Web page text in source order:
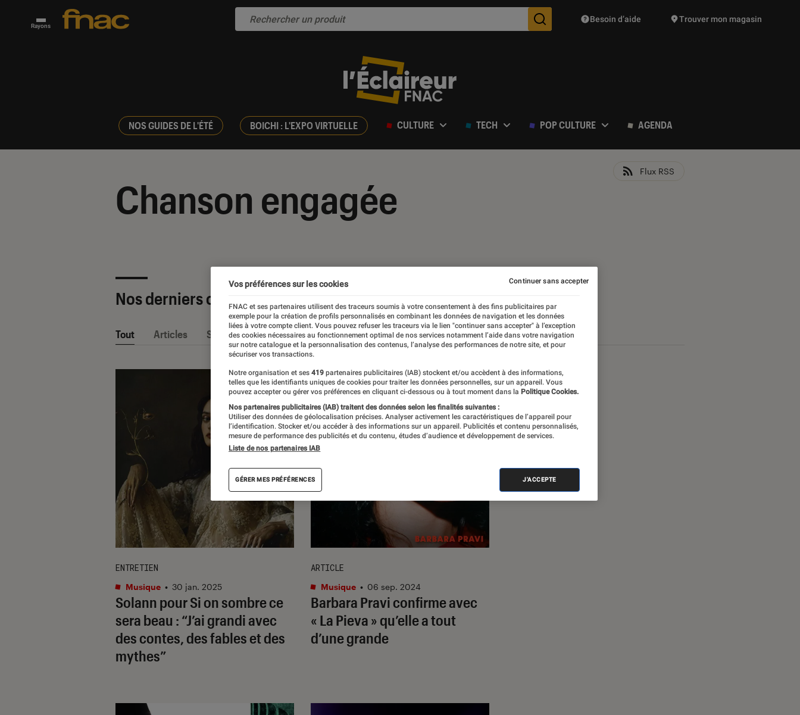
Rayons Des suggestions de produits vont vous être proposées
Besoin d’aide Trouver mon magasin
NOS GUIDES DE L'ÉTÉ BOICHI : L'EXPO VIRTUELLE CULTURE TECH POP CULTURE AGENDA
Chanson engagée
Flux RSS
Nos derniers contenus
Tout Articles Sélections et guides
Solann pourSi on sombre ce
sera beau : “J’ai grandi avec
des contes, des fables et des
mythes”
ENTRETIEN
Musique • 30 jan. 2025
Barbara Pravi confirme avec
« La Pieva » qu’elle a tout
d’une grande
ARTICLE
Musique • 06 sep. 2024
Vos préférences sur les cookies
FNAC et ses partenaires utilisent des traceurs soumis à votre consentement à des fins publicitaires par
exemple pour la création de profils personnalisés en combinant les données de navigation et les données
liées à votre compte client. Vous pouvez refuser les traceurs via le lien "continuer sans accepter" à l’exception
des cookies nécessaires au fonctionnement optimal de nos services notamment l’aide dans votre navigation
sur notre catalogue et la personnalisation des contenus, l’analyse des performances de notre site, et pour
sécuriser vos transactions.
Notre organisation et ses 419 partenaires publicitaires (IAB) stockent et/ou accèdent à des informations,
telles que les identifiants uniques de cookies pour traiter les données personnelles, sur un appareil. Vous
pouvez accepter ou gérer vos préférences en cliquant ci-dessous ou à tout moment dans la Politique Cookies.
Nos partenaires publicitaires (IAB) traitent des données selon les finalités suivantes :
Utiliser des données de géolocalisation précises. Analyser activement les caractéristiques de l’appareil pour
l’identification. Stocker et/ou accéder à des informations sur un appareil. Publicités et contenu personnalisés,
mesure de performance des publicités et du contenu, études d’audience et développement de services.
Liste de nos partenaires IAB
GÉRER MES PRÉFÉRENCES J'ACCEPTE
Continuer sans accepter